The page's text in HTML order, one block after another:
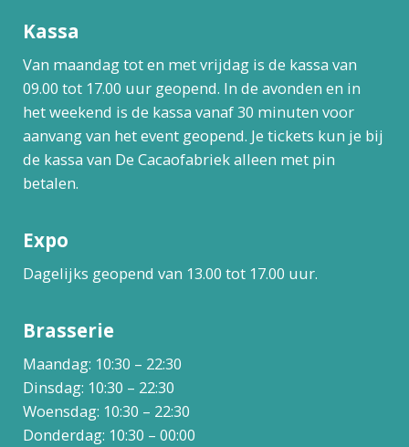
Kassa
Van maandag tot en met vrijdag is de kassa van
09.00 tot 17.00 uur geopend. In de avonden en in
het weekend is de kassa vanaf 30 minuten voor
aanvang van het event geopend. Je tickets kun je bij
de kassa van De Cacaofabriek alleen met pin
betalen.
Expo
Dagelijks geopend van 13.00 tot 17.00 uur.
Brasserie
Maandag: 10:30 – 22:30
Dinsdag: 10:30 – 22:30
Woensdag: 10:30 – 22:30
Donderdag: 10:30 – 00:00